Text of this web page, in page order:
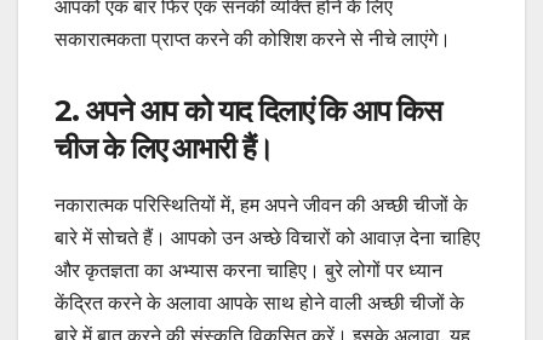
आपको एक बार फिर एक सनकी व्यक्ति होने के लिए
सकारात्मकता प्राप्त करने की कोशिश करने से नीचे लाएंगे।
2. अपने आप को याद दिलाएं कि आप किस
चीज के लिए आभारी हैं।
नकारात्मक परिस्थितियों में, हम अपने जीवन की अच्छी चीजों के
बारे में सोचते हैं। आपको उन अच्छे विचारों को आवाज़ देना चाहिए
और कृतज्ञता का अभ्यास करना चाहिए। बुरे लोगों पर ध्यान
केंद्रित करने के अलावा आपके साथ होने वाली अच्छी चीजों के
बारे में बात करने की संस्कृति विकसित करें। इसके अलावा, यह